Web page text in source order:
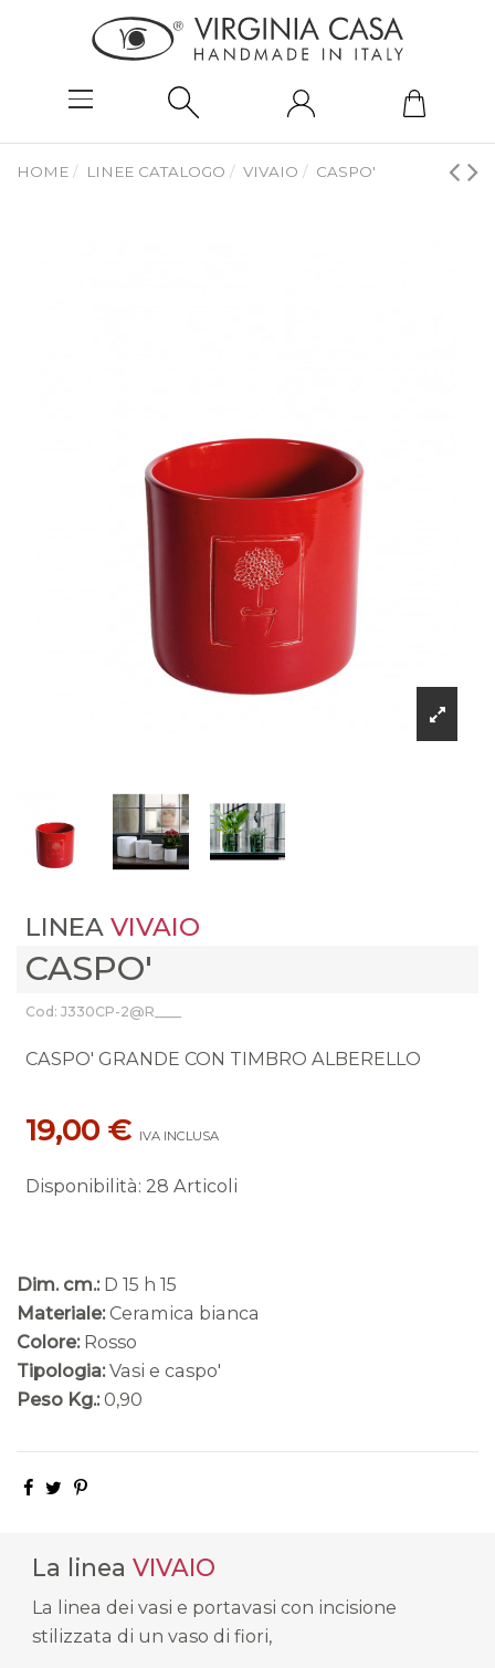
HOME LINEE CATALOGO VIVAIO CASPO'
LINEA VIVAIO
CASPO'
Cod: J330CP-2@R____
CASPO' GRANDE CON TIMBRO ALBERELLO
19,00 € IVA INCLUSA
Disponibilità: 28 Articoli
Dim. cm.: D 15 h 15
Materiale: Ceramica bianca
Colore: Rosso
Tipologia: Vasi e caspo'
Peso Kg.: 0,90
La linea VIVAIO
La linea dei vasi e portavasi con incisione
stilizzata di un vaso di fiori,